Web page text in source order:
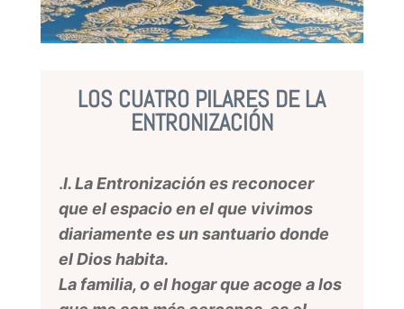
LOS CUATRO PILARES DE LA
ENTRONIZACIÓN
.I. La Entronización es reconocer
que el espacio en el que vivimos
diariamente es un santuario donde
el Dios habita.
La familia, o el hogar que acoge a los